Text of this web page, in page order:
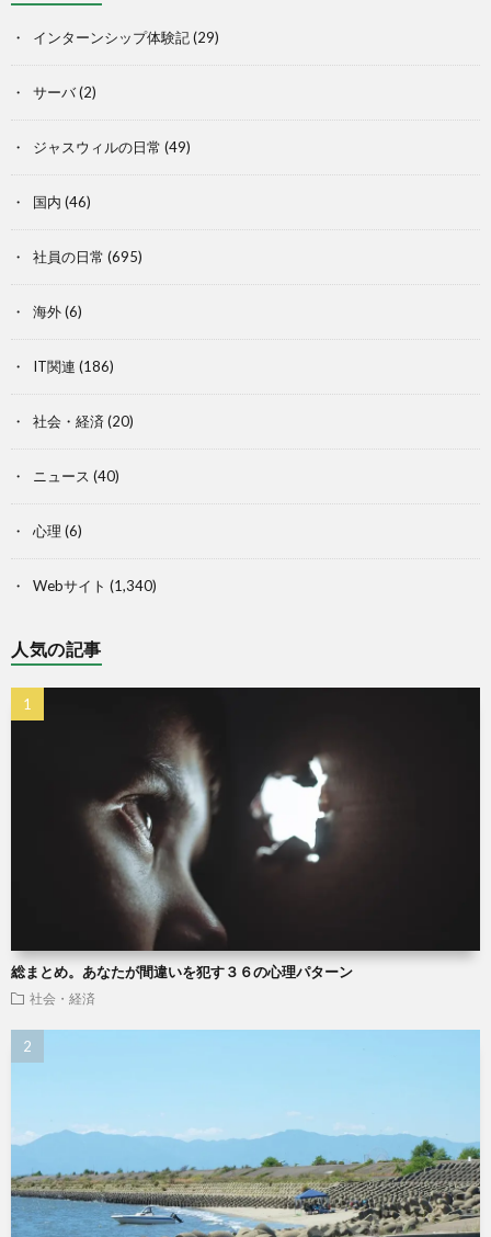
インターンシップ体験記(29)
サーバ(2)
ジャスウィルの日常 (49)
国内 (46)
社員の日常 (695)
海外(6)
IT関連 (186)
社会・経済 (20)
ニュース (40)
心理 (6)
Webサイト (1,340)
人気の記事
総まとめ。あなたが間違いを犯す３６の心理パターン
社会・経済